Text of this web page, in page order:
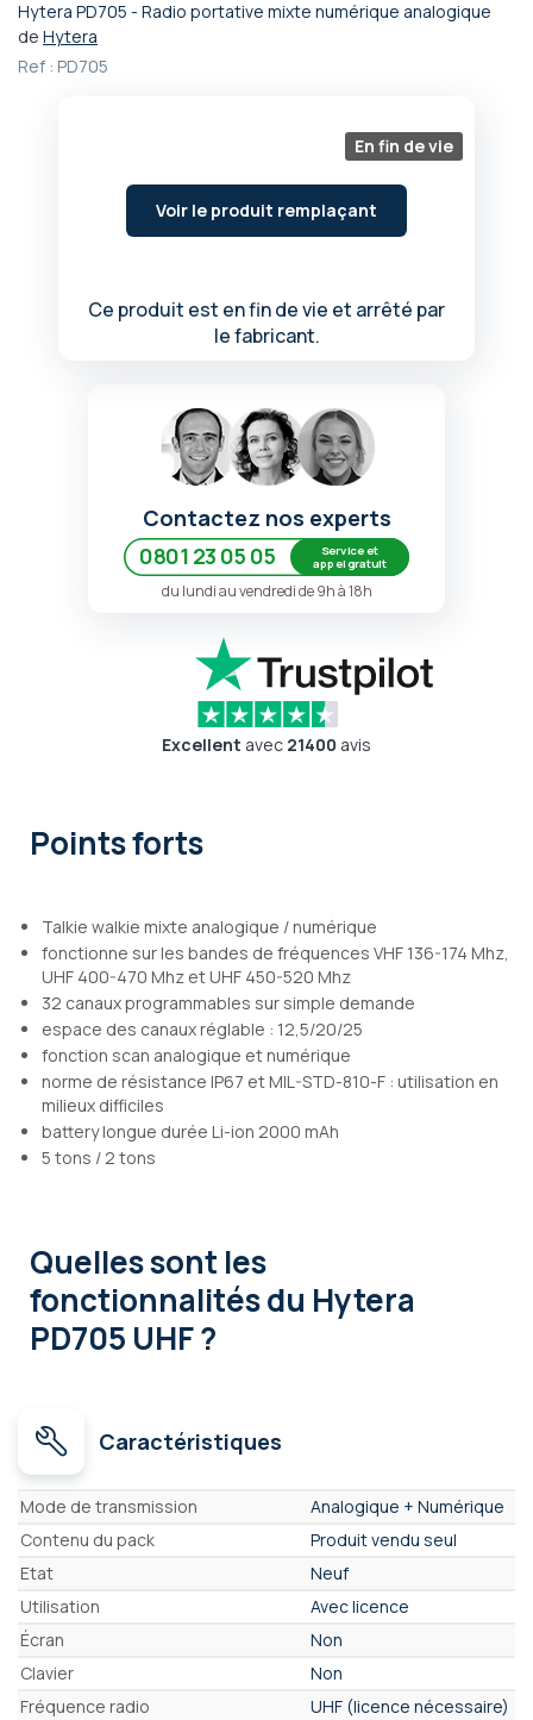
Hytera PD705 - Radio portative mixte numérique analogique
de Hytera
Ref : PD705
En fin de vie
Voir le produit remplaçant
Ce produit est en fin de vie et arrêté par
le fabricant.
Passer
au
début
Contactez nos experts
0801 23 05 05
Service et
appel gratuit
du lundi au vendredi de 9h à 18h
Excellent avec 21400 avis
Points forts
Talkie walkie mixte analogique / numérique
fonctionne sur les bandes de fréquences VHF 136-174 Mhz,
UHF 400-470 Mhz et UHF 450-520 Mhz
32 canaux programmables sur simple demande
espace des canaux réglable : 12,5/20/25
fonction scan analogique et numérique
norme de résistance IP67 et MIL-STD-810-F : utilisation en
milieux difficiles
battery longue durée Li-ion 2000 mAh
5 tons / 2 tons
Quelles sont les
fonctionnalitésdu Hytera
PD705 UHF ?
Caractéristiques
Caractéristiques
Mode de transmission
Analogique + Numérique
Contenu du pack
Produit vendu seul
Etat
Neuf
Utilisation
Avec licence
Écran
Non
Clavier
Non
Fréquence radio
UHF (licence nécessaire)